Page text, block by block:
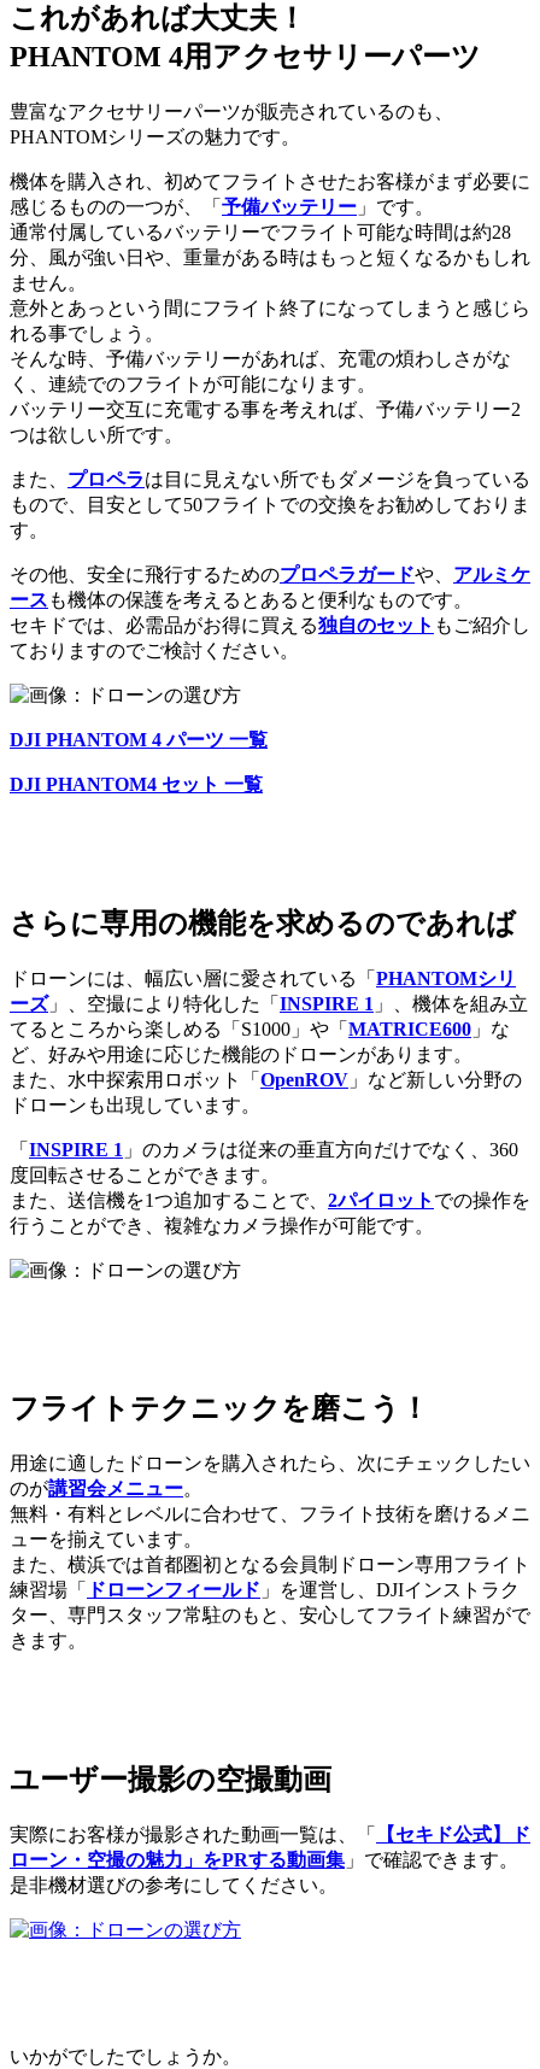
これがあれば大丈夫！
PHANTOM 4用アクセサリーパーツ
豊富なアクセサリーパーツが販売されているのも、
PHANTOMシリーズの魅力です。
機体を購入され、初めてフライトさせたお客様がまず必要に
感じるものの一つが、「 予備バッテリー 」です。
通常付属しているバッテリーでフライト可能な時間は約28
分、風が強い日や、重量がある時はもっと短くなるかもしれ
ません。
意外とあっという間にフライト終了になってしまうと感じら
れる事でしょう。
そんな時、予備バッテリーがあれば、充電の煩わしさがな
く、連続でのフライトが可能になります。
バッテリー交互に充電する事を考えれば、予備バッテリー2
つは欲しい所です。
また、 プロペラは目に見えない所でもダメージを負っている
もので、目安として50フライトでの交換をお勧めしておりま
す。
その他、安全に飛行するためのプロペラガードや、 アルミケ
ース も機体の保護を考えるとあると便利なものです。
セキドでは、必需品がお得に買える独自のセット もご紹介し
ておりますのでご検討ください。
DJI PHANTOM 4 パーツ 一覧
DJI PHANTOM4 セット 一覧
さらに専用の機能を求めるのであれば
ドローンには、幅広い層に愛されている「 PHANTOMシリ
ーズ」、空撮により特化した「 INSPIRE 1 」、機体を組み立
てるところから楽しめる「S1000」や「 MATRICE600 」な
ど、好みや用途に応じた機能のドローンがあります。
また、水中探索用ロボット「 OpenROV 」など新しい分野の
ドローンも出現しています。
「 INSPIRE 1 」のカメラは従来の垂直方向だけでなく、360
度回転させることができます。
また、送信機を1つ追加することで、 2パイロット での操作を
行うことができ、複雑なカメラ操作が可能です。
フライトテクニックを磨こう！
用途に適したドローンを購入されたら、次にチェックしたい
のが講習会メニュー。
無料・有料とレベルに合わせて、フライト技術を磨けるメニ
ューを揃えています。
また、横浜では首都圏初となる会員制ドローン専用フライト
練習場「
ドローンフィールド 」を運営し、DJIインストラク
ター、専門スタッフ常駐のもと、安心してフライト練習がで
きます。
ユーザー撮影の空撮動画
実際にお客様が撮影された動画一覧は、「
【セキド公式】ド
ローン・空撮の魅力」をPRする動画集 」で確認できます。
是非機材選びの参考にしてください。
いかがでしたでしょうか。